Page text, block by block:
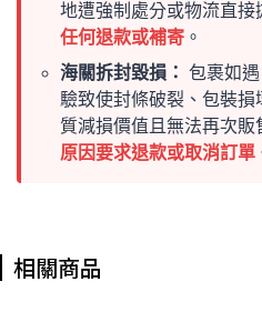
地遭強制處分或物流直接
任何退款或補寄 。
海關拆封毀損： 包裹如
驗致使封條破裂、包裝
質減損價值且無法再次販
原因要求退款或取消訂單
相關商品